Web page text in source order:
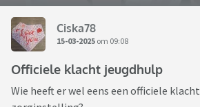
Ciska78
15-03-2025 om 09:08
Officiele klacht jeugdhulp
Wie heeft er wel eens een officiele